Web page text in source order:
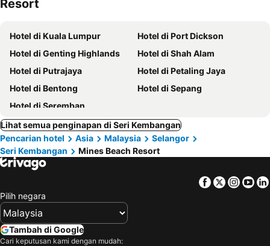
Resort
Hotel di Kuala Lumpur
Hotel di Port Dickson
Hotel di Genting Highlands
Hotel di Shah Alam
Hotel di Putrajaya
Hotel di Petaling Jaya
Hotel di Bentong
Hotel di Sepang
Hotel di Seremban
Lihat semua penginapan di Seri Kembangan
Pencarian hotel
Asia Malaysia
Selangor
Seri Kembangan
Mines Beach Resort
Facebook
Twitter
Pilih negara
Tambah di Google
Cari keputusan kami dengan mudah: